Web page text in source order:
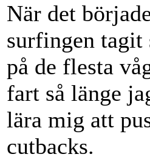
När det
surfingen tagit
på de flesta
fart så länge
lära mig att
cutbacks.